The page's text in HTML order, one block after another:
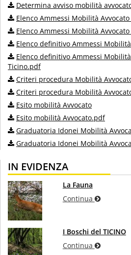
Determina avviso mobilità
Elenco Ammessi Mobilità
Elenco Ammessi Mobilità
Elenco definitivo Ammessi
Elenco definitivo Ammessi
Ticino.pdf
Criteri procedura Mobilità
Criteri procedura Mobilità
Esito mobilità Avvocato
Esito mobilità Avvocato.pdf
Graduatoria Idonei Mobilità
Graduatoria Idonei Mobilità
IN EVIDENZA
La Fauna
Continua
I Boschi del TICINO
Continua